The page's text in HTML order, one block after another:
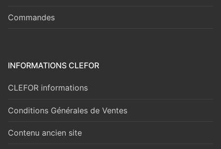
Commandes
INFORMATIONS CLEFOR
CLEFOR informations
Conditions Générales de Ventes
Contenu ancien site